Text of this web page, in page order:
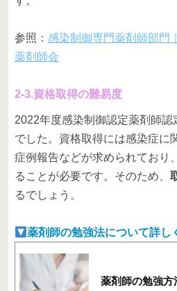
参照： 感染制御専門薬剤師部門
薬剤師会
2-3.資格取得の難易度
2022年度感染制御認定薬剤師認
でした。資格取得には感染症に
症例報告などが求められており
ることが必要です。そのため、
るでしょう。
薬剤師の勉強法について詳し
薬剤師の勉強